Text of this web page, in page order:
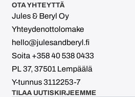
OTA YHTEYTTÄ
Jules & Beryl Oy
Yhteydenottolomake
hello@julesandberyl.fi
Soita +358 40 538 0433
PL 37, 37501 Lempäälä
Y-tunnus 3112253-7
TILAA UUTISKIRJEEMME